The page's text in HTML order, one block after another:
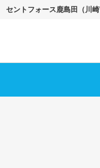
セントフォース鹿島田（川